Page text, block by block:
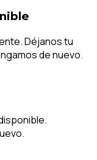
Déjanos tu
de nuevo.